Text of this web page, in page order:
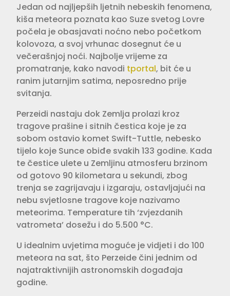
Jedan od najljepših ljetnih nebeskih fenomena,
kiša meteora poznata kao Suze svetog Lovre
počela je obasjavati noćno nebo početkom
kolovoza, a svoj vrhunac dosegnut će u
večerašnjoj noći. Najbolje vrijeme za
promatranje, kako navodi tportal, bit će u
ranim jutarnjim satima, neposredno prije
svitanja.
Perzeidi nastaju dok Zemlja prolazi kroz
tragove prašine i sitnih čestica koje je za
sobom ostavio komet Swift-Tuttle, nebesko
tijelo koje Sunce obiđe svakih 133 godine. Kada
te čestice ulete u Zemljinu atmosferu brzinom
od gotovo 90 kilometara u sekundi, zbog
trenja se zagrijavaju i izgaraju, ostavljajući na
nebu svjetlosne tragove koje nazivamo
meteorima. Temperature tih ‘zvjezdanih
vatrometa’ dosežu i do 5.500 °C.
U idealnim uvjetima moguće je vidjeti i do 100
meteora na sat, što Perzeide čini jednim od
najatraktivnijih astronomskih događaja
godine.